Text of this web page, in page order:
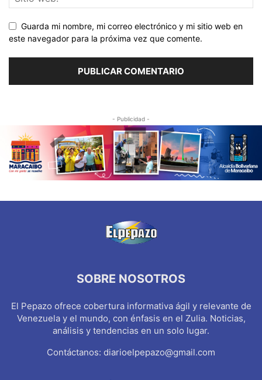
Guarda mi nombre, mi correo electrónico y mi sitio web en
este navegador para la próxima vez que comente.
- Publicidad -
SOBRE NOSOTROS
El Pepazo ofrece cobertura informativa ágil y relevante de
Venezuela y el mundo, con énfasis en el Zulia. Noticias,
análisis y tendencias en un solo lugar.
Contáctanos: diarioelpepazo@gmail.com